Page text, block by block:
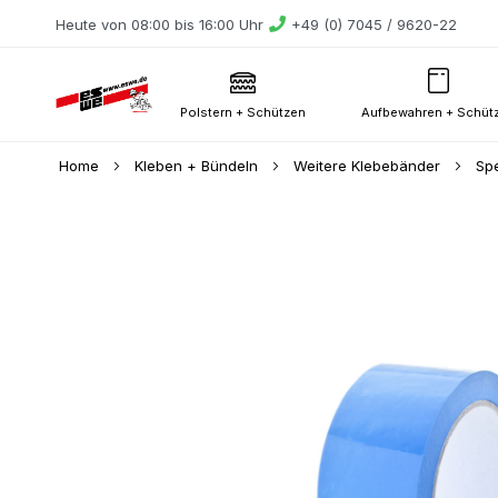
Heute von 08:00 bis 16:00 Uhr +49 (0) 7045 / 9620-22
Polstern + Schützen Aufbewahren +
Home Kleben + Bündeln Weitere Klebebänder